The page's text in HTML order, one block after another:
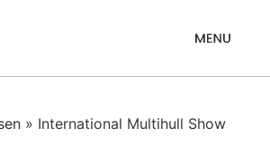
» International Multihull Show